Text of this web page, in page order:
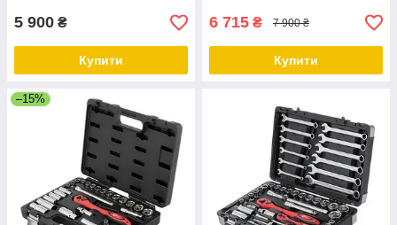
5 900 ₴
Купити
6 715 ₴ 7 900 ₴
Купити
–15%